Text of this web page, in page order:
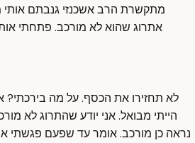
מתקשרת הרב אשכנזי גנבתם
אתרוג שהוא לא מורכב. פתחתי
לא תחזירו את הכסף. על מה
הייתי מבואל. אני יודע שהתרוג לא
נראה כן מורכב. אומר עד שפעם פגשתי